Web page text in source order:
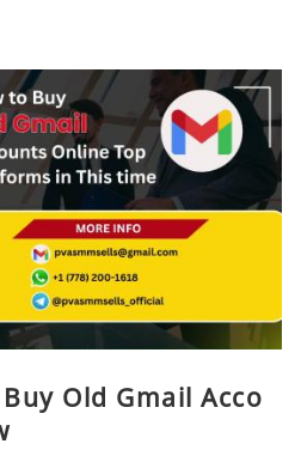
Old Gmail Acco